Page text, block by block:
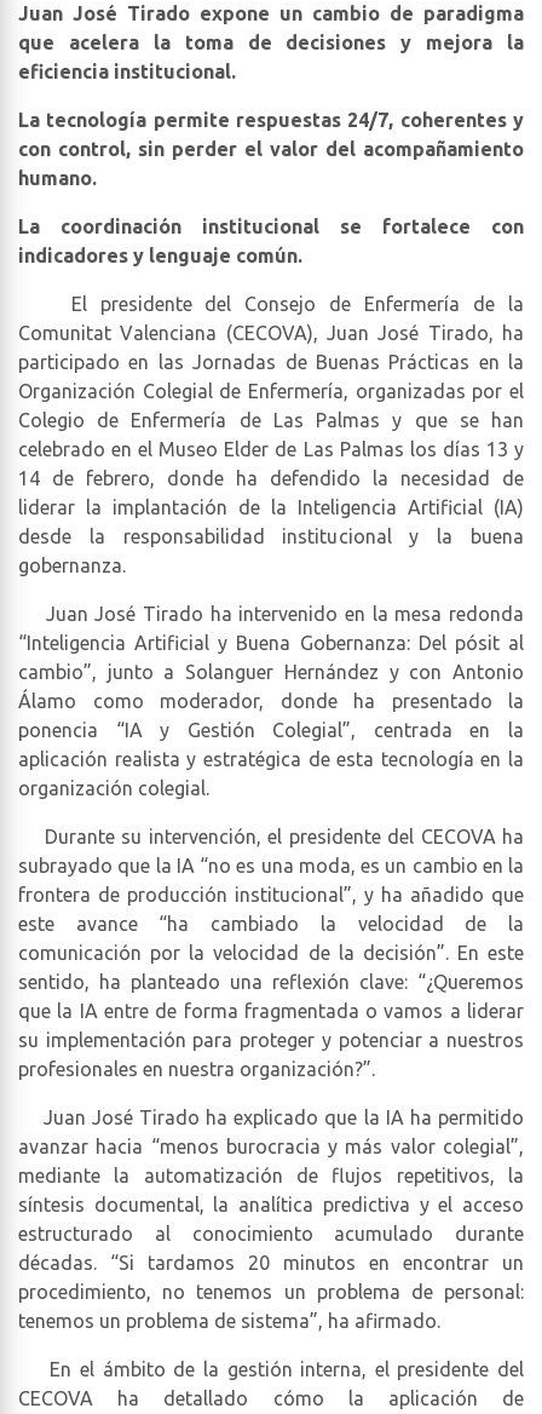
Juan José Tirado expone un cambio de paradigma
que acelera la toma de decisiones y mejora la
eficiencia institucional.
La tecnología permite respuestas 24/7, coherentes y
con control, sin perder el valor del acompañamiento
humano.
La coordinación institucional se fortalece con
indicadores y lenguaje común.
El presidente del Consejo de Enfermería de la
Comunitat Valenciana (CECOVA), Juan José Tirado, ha
participado en las Jornadas de Buenas Prácticas en la
Organización Colegial de Enfermería, organizadas por el
Colegio de Enfermería de Las Palmas y que se han
celebrado en el Museo Elder de Las Palmas los días 13 y
14 de febrero, donde ha defendido la necesidad de
liderar la implantación de la Inteligencia Artificial (IA)
desde la responsabilidad institucional y la buena
gobernanza.
Juan José Tirado ha intervenido en la mesa redonda
“Inteligencia Artificial y Buena Gobernanza: Del pósit al
cambio”, junto a Solanguer Hernández y con Antonio
Álamo como moderador, donde ha presentado la
ponencia “IA y Gestión Colegial”, centrada en la
aplicación realista y estratégica de esta tecnología en la
organización colegial.
Durante su intervención, el presidente del CECOVA ha
subrayado que la IA “no es una moda, es un cambio en la
frontera de producción institucional”, y ha añadido que
este avance “ha cambiado la velocidad de la
comunicación por la velocidad de la decisión”. En este
sentido, ha planteado una reflexión clave: “¿Queremos
que la IA entre de forma fragmentada o vamos a liderar
su implementación para proteger y potenciar a nuestros
profesionales en nuestra organización?”.
Juan José Tirado ha explicado que la IA ha permitido
avanzar hacia “menos burocracia y más valor colegial”,
mediante la automatización de flujos repetitivos, la
síntesis documental, la analítica predictiva y el acceso
estructurado al conocimiento acumulado durante
décadas. “Si tardamos 20 minutos en encontrar un
procedimiento, no tenemos un problema de personal:
tenemos un problema de sistema”, ha afirmado.
En el ámbito de la gestión interna, el presidente del
CECOVA ha detallado cómo la aplicación de